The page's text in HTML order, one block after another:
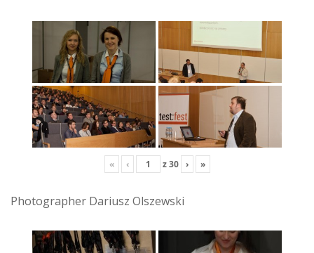
« ‹ z30 › »
Photographer Dariusz Olszewski